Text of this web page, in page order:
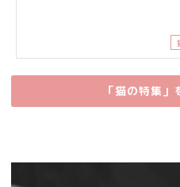
「猫の特集」